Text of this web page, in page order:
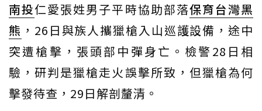
南投仁愛張姓男子平時協助部落保育台灣黑
熊 ，26日與族人攜獵槍入山巡護設備，途中
突遭槍擊，張頭部中彈身亡。檢警28日相
驗，研判是獵槍走火誤擊所致，但獵槍為何
擊發待查，29日解剖釐清。